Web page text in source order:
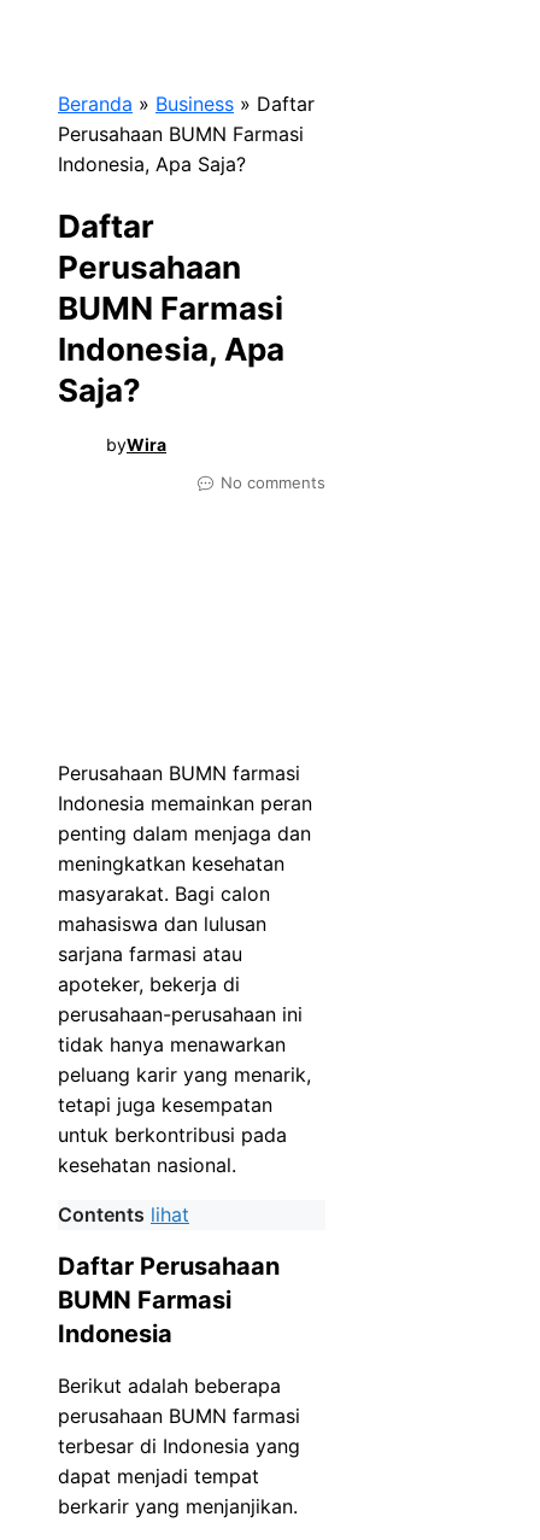
Beranda » Business » Daftar
Perusahaan BUMN Farmasi
Indonesia, Apa Saja?
Daftar
Perusahaan
BUMN Farmasi
Indonesia, Apa
Saja?
byWira
No comments
Perusahaan BUMN farmasi
Indonesia memainkan peran
penting dalam menjaga dan
meningkatkan kesehatan
masyarakat. Bagi calon
mahasiswa dan lulusan
sarjana farmasi atau
apoteker, bekerja di
perusahaan-perusahaan ini
tidak hanya menawarkan
peluang karir yang menarik,
tetapi juga kesempatan
untuk berkontribusi pada
kesehatan nasional.
Contents lihat
Daftar Perusahaan
BUMN Farmasi
Indonesia
Berikut adalah beberapa
perusahaan BUMN farmasi
terbesar di Indonesia yang
dapat menjadi tempat
berkarir yang menjanjikan.